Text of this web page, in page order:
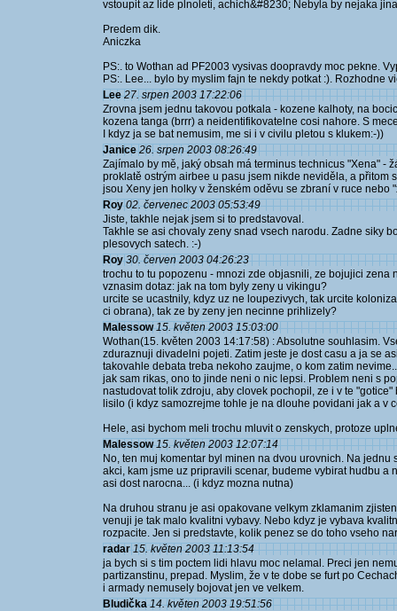
vstoupit az lide plnoleti, achich&#8230; Nebyla by nejaka
Predem dik.
Aniczka
PS:. to Wothan ad PF2003 vysivas doopravdy moc pekne.
PS:. Lee... bylo by myslim fajn te nekdy potkat :). Rozhodne
Lee 27. srpen 2003 17:22:06
Zrovna jsem jednu takovou potkala - kozene kalhoty, na
kozena tanga (brrr) a neidentifikovatelne cosi nahore. S
I kdyz ja se bat nemusim, me si i v civilu pletou s klukem:-))
Janice 26. srpen 2003 08:26:49
Zajímalo by mě, jaký obsah má terminus technicus "Xena" -
proklatě ostrým airbee u pasu jsem nikde neviděla, a přitom
jsou Xeny jen holky v ženském oděvu se zbraní v ruce nebo
Roy 02. červenec 2003 05:53:49
Jiste, takhle nejak jsem si to predstavoval.
Takhle se asi chovaly zeny snad vsech narodu. Zadne siky
plesovych satech. :-)
Roy 30. červen 2003 04:26:23
trochu to tu popozenu - mnozi zde objasnili, ze bojujici zena
vznasim dotaz: jak na tom byly zeny u vikingu?
urcite se ucastnily, kdyz uz ne loupezivych, tak urcite
ci obrana), tak ze by zeny jen necinne prihlizely?
Malessow 15. květen 2003 15:03:00
Wothan(15. květen 2003 14:17:58) : Absolutne souhlasim.
zduraznuji divadelni pojeti. Zatim jeste je dost casu a ja se
takovahle debata treba nekoho zaujme, o kom zatim
jak sam rikas, ono to jinde neni o nic lepsi. Problem neni s
nastudovat tolik zdroju, aby clovek pochopil, ze i v te
lisilo (i kdyz samozrejme tohle je na dlouhe povidani jak a v
Hele, asi bychom meli trochu mluvit o zenskych, protoze
Malessow 15. květen 2003 12:07:14
No, ten muj komentar byl minen na dvou urovnich. Na
akci, kam jsme uz pripravili scenar, budeme vybirat hudbu a
asi dost narocna... (i kdyz mozna nutna)
Na druhou stranu je asi opakovane velkym zklamanim
venuji je tak malo kvalitni vybavy. Nebo kdyz je vybava
rozpacite. Jen si predstavte, kolik penez se do toho vseho
radar 15. květen 2003 11:13:54
ja bych si s tim poctem lidi hlavu moc nelamal. Preci jen
partizanstinu, prepad. Myslim, že v te dobe se furt po
i armady nemusely bojovat jen ve velkem.
Bludička 14. květen 2003 19:51:56